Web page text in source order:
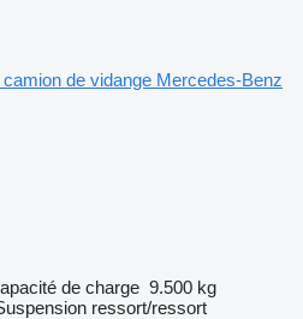
camion de vidange Mercedes-Benz
de charge 9.500 kg
ressort/ressort